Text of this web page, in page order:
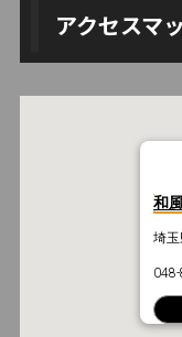
アクセスマ
和
埼